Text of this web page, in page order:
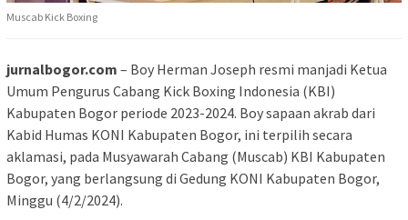
Muscab Kick Boxing
jurnalbogor.com – Boy Herman Joseph resmi manjadi Ketua
Umum Pengurus Cabang Kick Boxing Indonesia (KBI)
Kabupaten Bogor periode 2023-2024. Boy sapaan akrab dari
Kabid Humas KONI Kabupaten Bogor, ini terpilih secara
aklamasi, pada Musyawarah Cabang (Muscab) KBI Kabupaten
Bogor, yang berlangsung di Gedung KONI Kabupaten Bogor,
Minggu (4/2/2024).